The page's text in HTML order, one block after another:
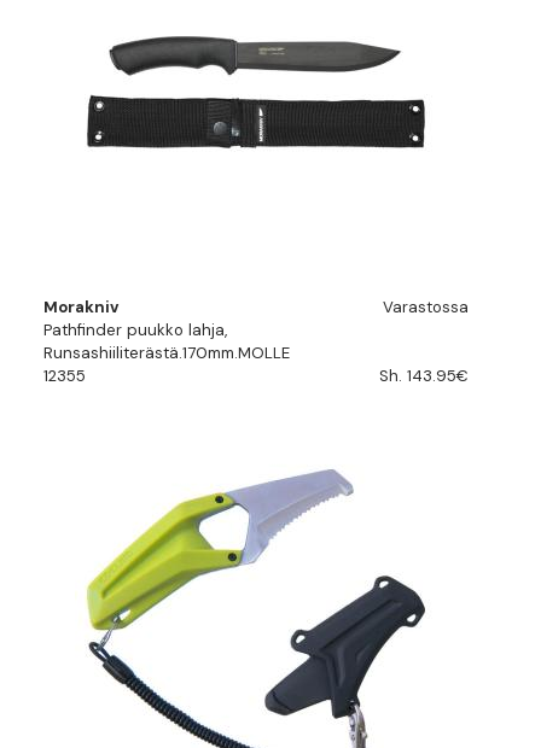
Morakniv
Varastossa
Pathfinder puukko lahja,
Runsashiiliterästä.170mm.MOLLE
12355
Sh. 143.95€